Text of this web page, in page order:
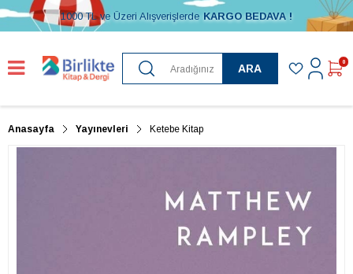
1000 TL ve Üzeri Alışverişlerde KARGO BEDAVA !
ARA
0
Anasayfa Yayınevleri Ketebe Kitap